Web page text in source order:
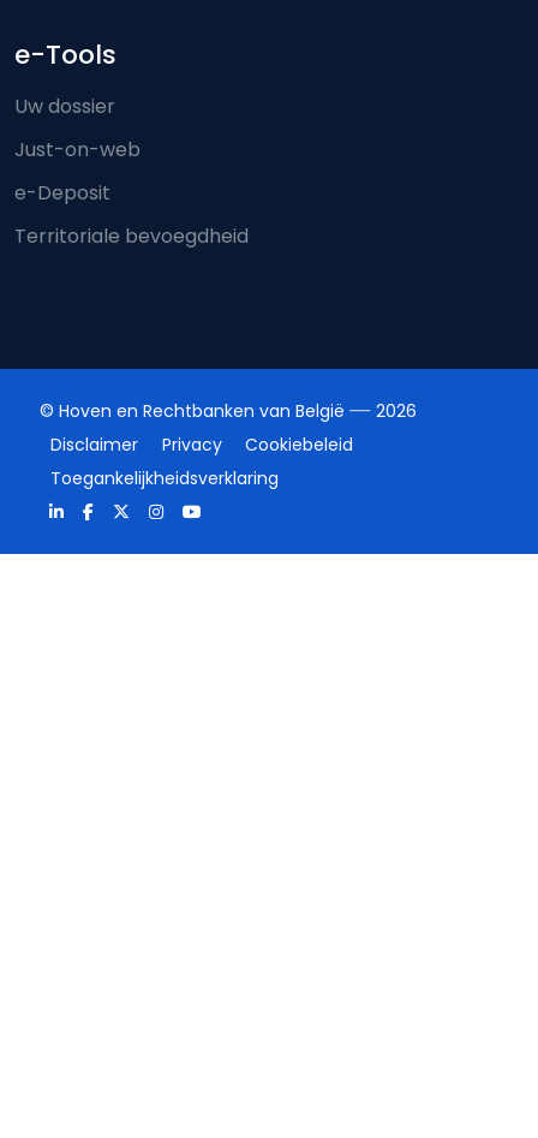
e-Tools
Uw dossier
Just-on-web
e-Deposit
Territoriale bevoegdheid
© Hoven en Rechtbanken van België
2026
Disclaimer
Privacy
Cookiebeleid
Toegankelijkheidsverklaring